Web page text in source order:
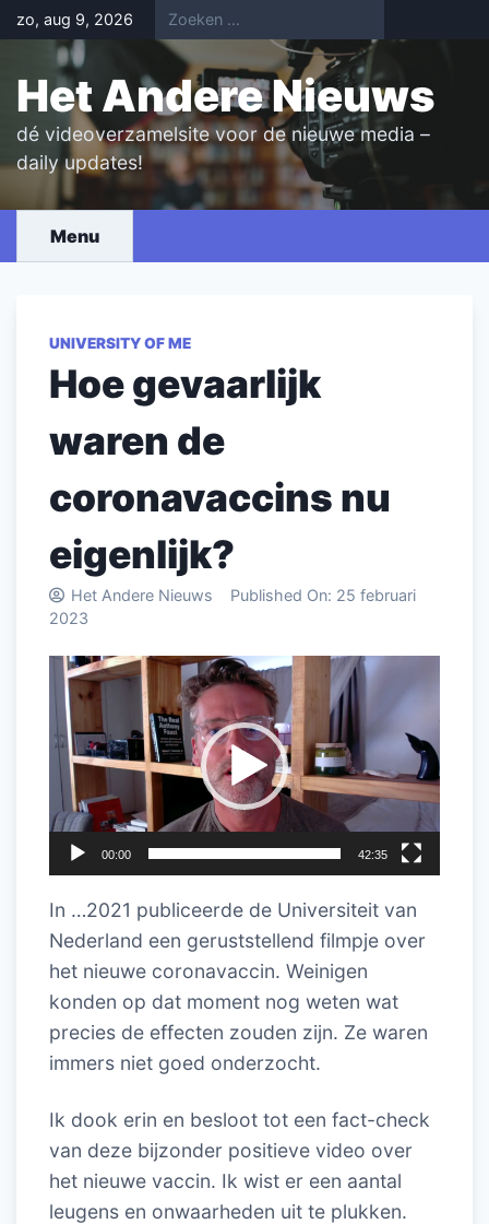
Skip
to
content
zo, aug 9, 2026
Het Andere Nieuws
dé videoverzamelsite voor de nieuwe media –
daily updates!
Menu
UNIVERSITY OF ME
Hoe gevaarlijk
waren de
coronavaccins nu
eigenlijk?
Het Andere Nieuws Published On: 25 februari
2023
Videospeler
00:00 42:35
In …2021 publiceerde de Universiteit van
Nederland een geruststellend filmpje over
het nieuwe coronavaccin. Weinigen
konden op dat moment nog weten wat
precies de effecten zouden zijn. Ze waren
immers niet goed onderzocht.
Ik dook erin en besloot tot een fact-check
van deze bijzonder positieve video over
het nieuwe vaccin. Ik wist er een aantal
leugens en onwaarheden uit te plukken.